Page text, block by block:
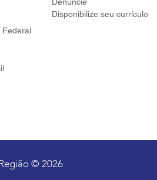
Federal
Denuncie
Disponibilize seu currículo
© 2026